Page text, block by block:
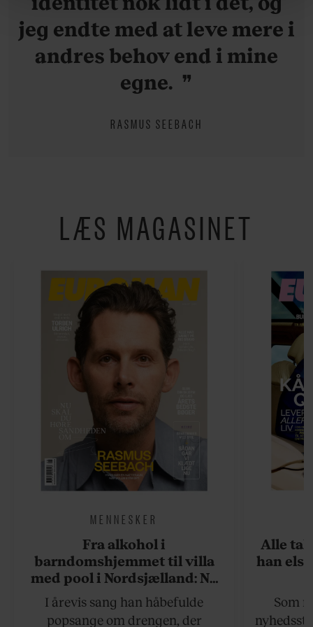
behandling af dine personoplysninger i forbindelse
hermed i både vores privatlivspolitikogcookiepolitik .
jeg endte med at leve mere i
andres behov end i mine
egne.
RASMUS SEEBACH
LÆS MAGASINET
MENNESKER
Fra alkohol i
barndomshjemmet til villa
med pool i Nordsjælland: Nu
skal du høre sandheden om
Rasmus Seebach
I årevis sang han håbefulde
popsange om drengen, der
Alle
han
Som